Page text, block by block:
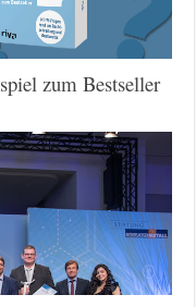
zum Bestseller